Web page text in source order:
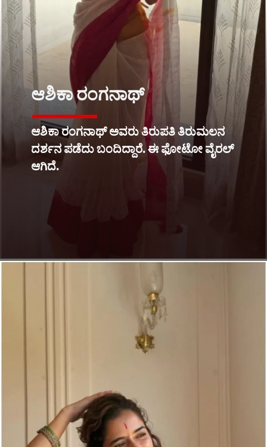
ಆಶಿಕಾ ರಂಗನಾಥ್ ಅವರು ತಿರುಪತಿ ತಿರುಮಲನ
ದರ್ಶನ ಪಡೆದು ಬಂದಿದ್ದಾರೆ. ಈ ಫೋಟೋ ವೈರಲ್
ಆಗಿದೆ.
ಆಶಿಕಾ ರಂಗನಾಥ್